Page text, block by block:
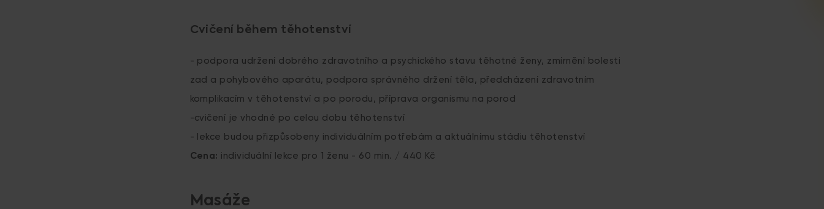
Cvičení během těhotenství
- podpora udržení dobrého zdravotního a psychického stavu těhotné ženy, zmírnění bolesti
zad a pohybového aparátu, podpora správného držení těla, předcházení zdravotním
komplikacím v těhotenství a po porodu, příprava organismu na porod
-cvičení je vhodné po celou dobu těhotenství
- lekce budou přizpůsobeny individuálním potřebám a aktuálnímu stádiu těhotenství
Cena: individuální lekce pro 1 ženu - 60 min. / 440 Kč
Masáže